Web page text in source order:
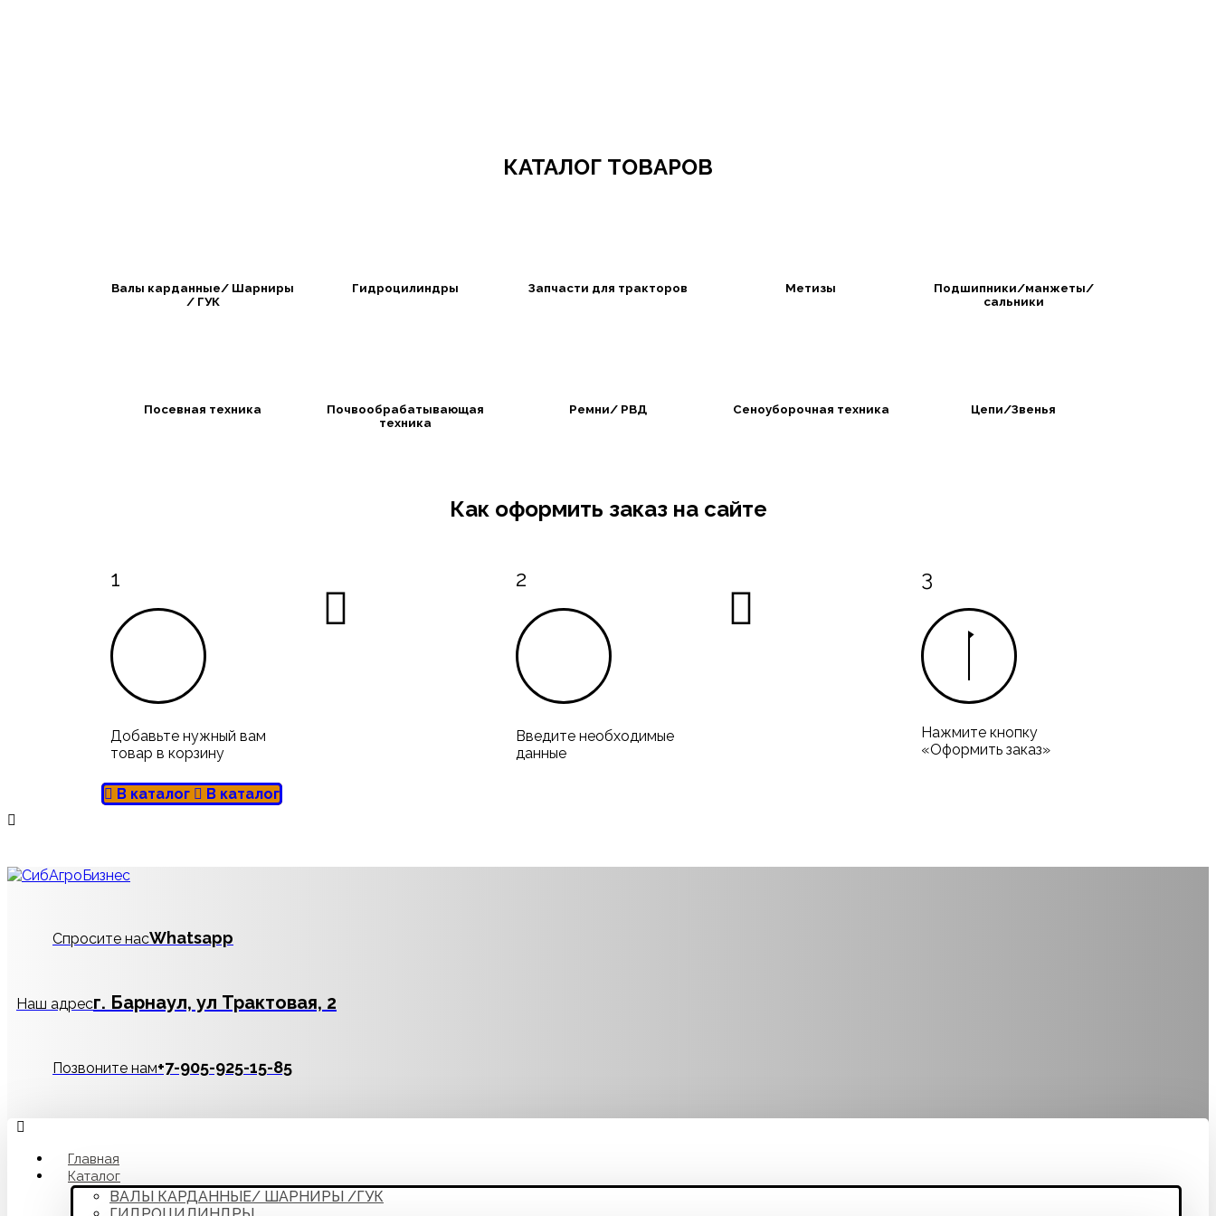
КАТАЛОГ ТОВАРОВ
Валы карданные/ Шарниры
/ ГУК
Гидроцилиндры Запчасти для тракторов Метизы
Подшипники/манжеты/
сальники
Посевная техника
Почвообрабатывающая
техника
Ремни/ РВД Сеноуборочная техника Цепи/Звенья
Как оформить заказ на сайте
1
Добавьте нужный вам
товар в корзину
2
Введите необходимые
данные
3
Нажмите кнопку
«Оформить заказ»
В каталог В каталог
Спросите насWhatsapp
Наш адресг. Барнаул, ул Трактовая, 2
Позвоните нам‪+7-905-925-15-85
Главная
Каталог
ВАЛЫ КАРДАННЫЕ/ ШАРНИРЫ /ГУК